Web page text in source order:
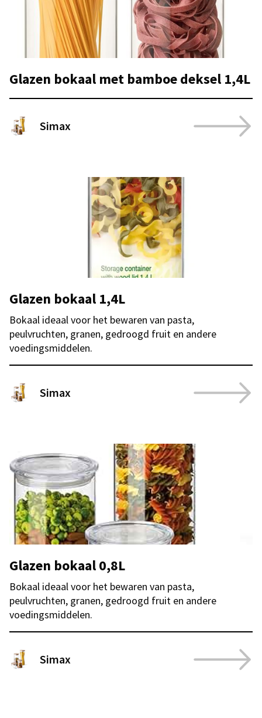
Glazen bokaal met bamboe deksel 1,4L
Simax
Glazen bokaal 1,4L
Bokaal ideaal voor het bewaren van pasta,
peulvruchten, granen, gedroogd fruit en andere
voedingsmiddelen.
Simax
Glazen bokaal 0,8L
Bokaal ideaal voor het bewaren van pasta,
peulvruchten, granen, gedroogd fruit en andere
voedingsmiddelen.
Simax